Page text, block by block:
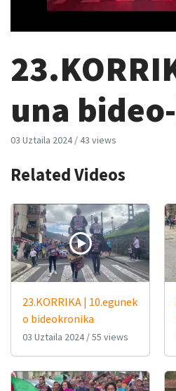
una
03 Uztaila 2024/43 views
Related Videos
23.KORRIKA | 10.egunek
o bideokronika
03 Uztaila 2024/55 views